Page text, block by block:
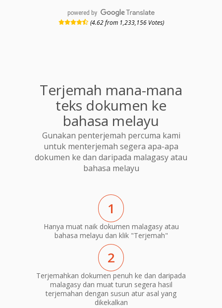
powered by
(4.62 from 1,233,156 Votes)
Terjemah mana-mana
teks dokumen ke
bahasa melayu
Gunakan penterjemah percuma kami
untuk menterjemah segera apa-apa
dokumen ke dan daripada malagasy atau
bahasa melayu
1
Hanya muat naik dokumen malagasy atau
bahasa melayu dan klik "Terjemah"
2
Terjemahkan dokumen penuh ke dan daripada
malagasy dan muat turun segera hasil
terjemahan dengan susun atur asal yang
dikekalkan